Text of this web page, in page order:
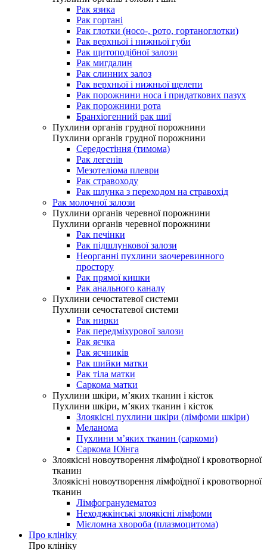
Рак язика
Рак гортані
Рак глотки (носо-, рото, гортаноглотки)
Рак верхньої і нижньої губи
Рак щитоподібної залози
Рак мигдалин
Рак слинних залоз
Рак верхньої і нижньої щелепи
Рак порожнини носа і придаткових пазух
Рак порожнини рота
Бранхіогенний рак шиї
Пухлини органів грудної порожнини
Пухлини органів грудної порожнини
Середостіння (тимома)
Рак легенів
Мезотеліома плеври
Рак стравоходу
Рак шлунка з переходом на стравохід
Рак молочної залози
Пухлини органів черевної порожнини
Пухлини органів черевної порожнини
Рак печінки
Рак підшлункової залози
Неорганні пухлини заочеревинного
простору
Рак прямої кишки
Рак анального каналу
Пухлини сечостатевої системи
Пухлини сечостатевої системи
Рак нирки
Рак передміхурової залози
Рак яєчка
Рак яєчників
Рак шийки матки
Рак тіла матки
Саркома матки
Пухлини шкіри, м’яких тканин і кісток
Пухлини шкіри, м’яких тканин і кісток
Злоякісні пухлини шкіри (лімфоми шкіри)
Меланома
Пухлини м’яких тканин (саркоми)
Саркома Юінга
Злоякісні новоутворення лімфоїдної і кровотворної
тканин
Злоякісні новоутворення лімфоїдної і кровотворної
тканин
Лімфогранулематоз
Неходжкінські злоякісні лімфоми
Мієломна хвороба (плазмоцитома)
Про клініку
Про клініку